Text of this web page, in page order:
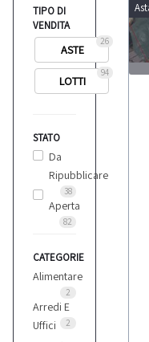
TIPO DI
VENDITA
26
ASTE
94
LOTTI
STATO
Da
Ripubblicare
38
Aperta
82
CATEGORIE
Alimentare
2
Arredi E
Uffici
2